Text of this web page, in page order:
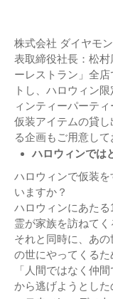
株式会社 ダイヤモ
表取締役社長：松
ーレストラン」全
トし、ハロウィン
ィンティーパーテ
仮装アイテムの貸
る企画もご用意して
ハロウィンでは
ハロウィンで仮装
いますか？
ハロウィンにあた
霊が家族を訪ねてく
それと同時に、あ
の世にやってくる
「人間ではなく仲
から逃げようとした